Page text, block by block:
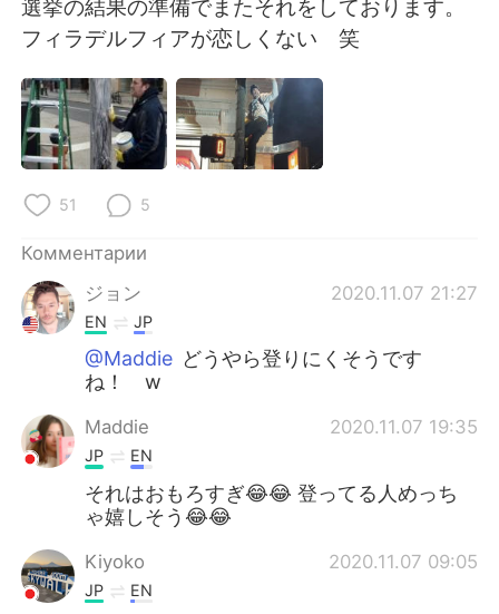
English 简体中文
繁體中文 Español
العربية Français
Deutsch
한국어
Indonesia
Türkçe Tiếng Việt
Português
選挙の結果の準備でまたそれをしております。
フィラデルフィアが恋しくない 笑
51 5
Комментарии
ジョン
2020.11.07 21:27
EN JP
@Maddie どうやら登りにくそうです
ね！ w
Maddie 2020.11.07 19:35
JP EN
それはおもろすぎ😂😂 登ってる人めっち
ゃ嬉しそう😂😂
Kiyoko 2020.11.07 09:05
JP EN